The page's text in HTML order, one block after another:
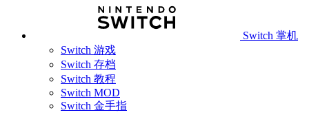
Switch 掌机
Switch 游戏
Switch 存档
Switch 教程
Switch MOD
Switch 金手指